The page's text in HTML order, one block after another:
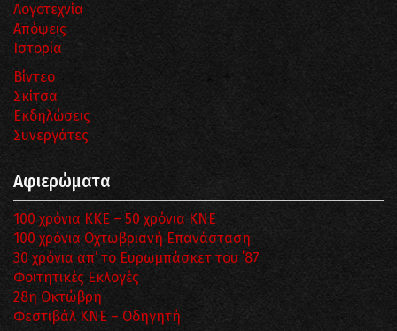
Λογοτεχνία
Απόψεις
Ιστορία
Βίντεο
Σκίτσα
Εκδηλώσεις
Συνεργάτες
Αφιερώματα
100 χρόνια ΚΚΕ – 50 χρόνια ΚΝΕ
100 χρόνια Οχτωβριανή Επανάσταση
30 χρόνια απ’ το Ευρωμπάσκετ του ΄87
Φοιτητικές Εκλογές
28η Οκτώβρη
Φεστιβάλ ΚΝΕ – Οδηγητή